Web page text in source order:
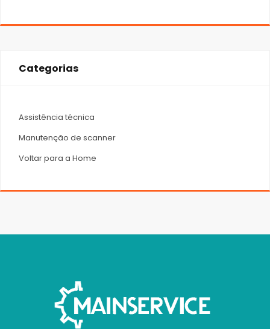
Categorias
Assistência técnica
Manutenção de scanner
Voltar para a Home